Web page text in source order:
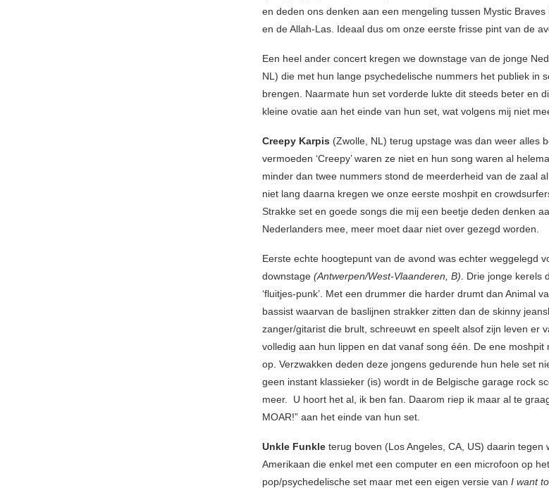
en deden ons denken aan een mengeling tussen Mystic
en de Allah-Las. Ideaal dus om onze eerste frisse pint van de
Een heel ander concert kregen we downstage van de jonge
NL) die met hun lange psychedelische nummers het publiek in
brengen. Naarmate hun set vorderde lukte dit steeds beter en
kleine ovatie aan het einde van hun set, wat volgens mij niet
Creepy Karpis (Zwolle, NL) terug upstage was dan weer alles
vermoeden ‘Creepy’ waren ze niet en hun song waren al
minder dan twee nummers stond de meerderheid van de zaal
niet lang daarna kregen we onze eerste moshpit en
Strakke set en goede songs die mij een beetje deden denken
Nederlanders mee, meer moet daar niet over gezegd worden.
Eerste echte hoogtepunt van de avond was echter weggelegd
downstage (Antwerpen/West-Vlaanderen, B) . Drie jonge kerels
‘fluitjes-punk’. Met een drummer die harder drumt dan Animal
bassist waarvan de baslijnen strakker zitten dan de skinny
zanger/gitarist die brult, schreeuwt en speelt alsof zijn leven er
volledig aan hun lippen en dat vanaf song één. De ene moshpit
op. Verzwakken deden deze jongens gedurende hun hele set
geen instant klassieker (is) wordt in de Belgische garage rock
meer. U hoort het al, ik ben fan. Daarom riep ik maar al te
MOAR!” aan het einde van hun set.
Unkle Funkle terug boven (Los Angeles, CA, US) daarin tegen
Amerikaan die enkel met een computer en een microfoon op
pop/psychedelische set maar met een eigen versie van I want